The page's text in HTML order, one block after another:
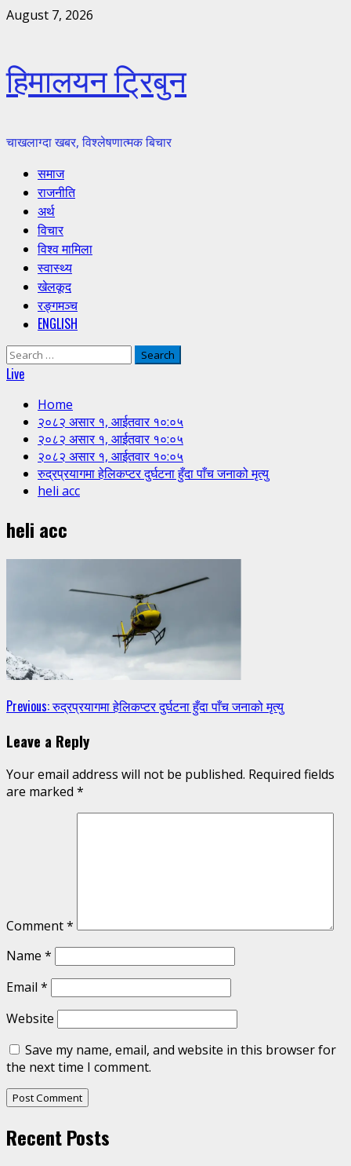
Skip
August 7, 2026
हिमालयन ट्रिबुन
चाखलाग्दा खबर, विश्लेषणात्मक बिचार
Primary
Menu
समाज
राजनीति
अर्थ
विचार
विश्व मामिला
स्वास्थ्य
खेलकूद
रङ्गमञ्च
ENGLISH
Search
for:
Live
Home
२०८२ असार १, आईतवार १०:०५
२०८२ असार १, आईतवार १०:०५
२०८२ असार १, आईतवार १०:०५
रुद्रप्रयागमा हेलिकप्टर दुर्घटना हुँदा पाँच जनाको मृत्यु
heli acc
heli acc
Continue
Reading
Previous:रुद्रप्रयागमा हेलिकप्टर दुर्घटना हुँदा पाँच जनाको मृत्यु
Leave a Reply
Your email address will not be published. Required fields
are marked *
Comment*
Name *
Email *
Website
Save my name, email, and website in this browser for
the next time I comment.
Recent Posts